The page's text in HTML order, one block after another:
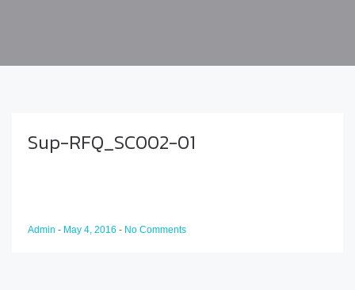
Sup-RFQ_SC002-01
Admin - May 4, 2016 - No Comments